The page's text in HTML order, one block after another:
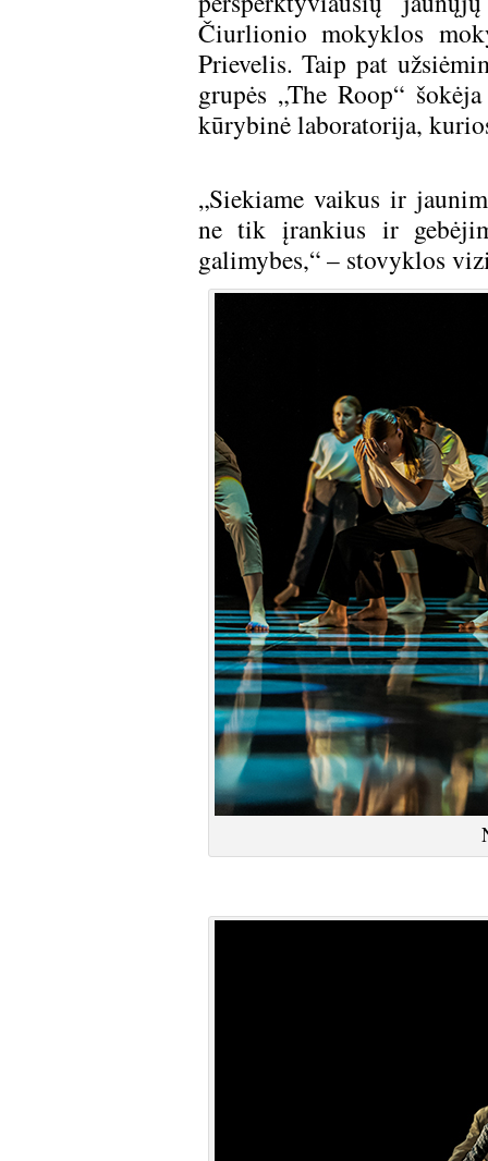
Čiurlionio mokyklos
Prievelis. Taip pat
grupės „The Roop“
kūrybinė laboratorija,
„Siekiame vaikus ir
ne tik įrankius ir
galimybes,“ – stovyklos